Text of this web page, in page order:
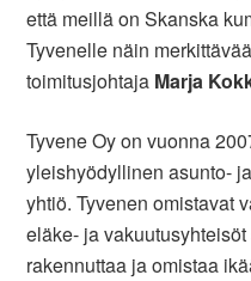
että meillä on Skanska
Tyvenelle näin
toimitusjohtaja Marja
Tyvene Oy on vuonna
yleishyödyllinen asunto-
yhtiö. Tyvenen omistavat
eläke- ja
rakennuttaa ja omistaa